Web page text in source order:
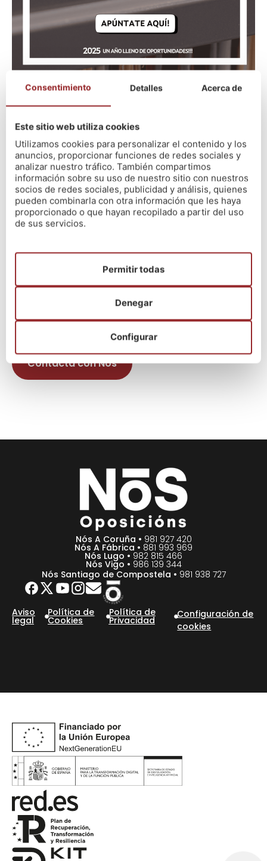
Últimas noticias
El método Nós – Resultados Oposiciones
Educación 2026
13/07/2026
Xeración21 – Un nuevo proyecto
03/07/2026
El método Nós
Oferta Empleo Público 2026 – Ayuntamiento
A Coruña
Contacta con Nós
Nós A Coruña • 981 927 420
Nós A Fábrica • 881 993 969
Nós Lugo • 982 815 466
Nós Vigo • 986 139 344
Nós Santiago de Compostela • 981 938 727
Aviso
legal
Política de
Cookies
Política de
Privacidad
Configuración de
cookies
Consentimiento Detalles Acerca de
Este sitio web utiliza cookies
Utilizamos cookies para personalizar el contenido y los
anuncios, proporcionar funciones de redes sociales y
analizar nuestro tráfico. También compartimos
información sobre su uso de nuestro sitio con nuestros
socios de redes sociales, publicidad y análisis, quienes
pueden combinarla con otra información que les haya
proporcionado o que hayan recopilado a partir del uso
de sus servicios.
Configurar
Denegar
Permitir todas